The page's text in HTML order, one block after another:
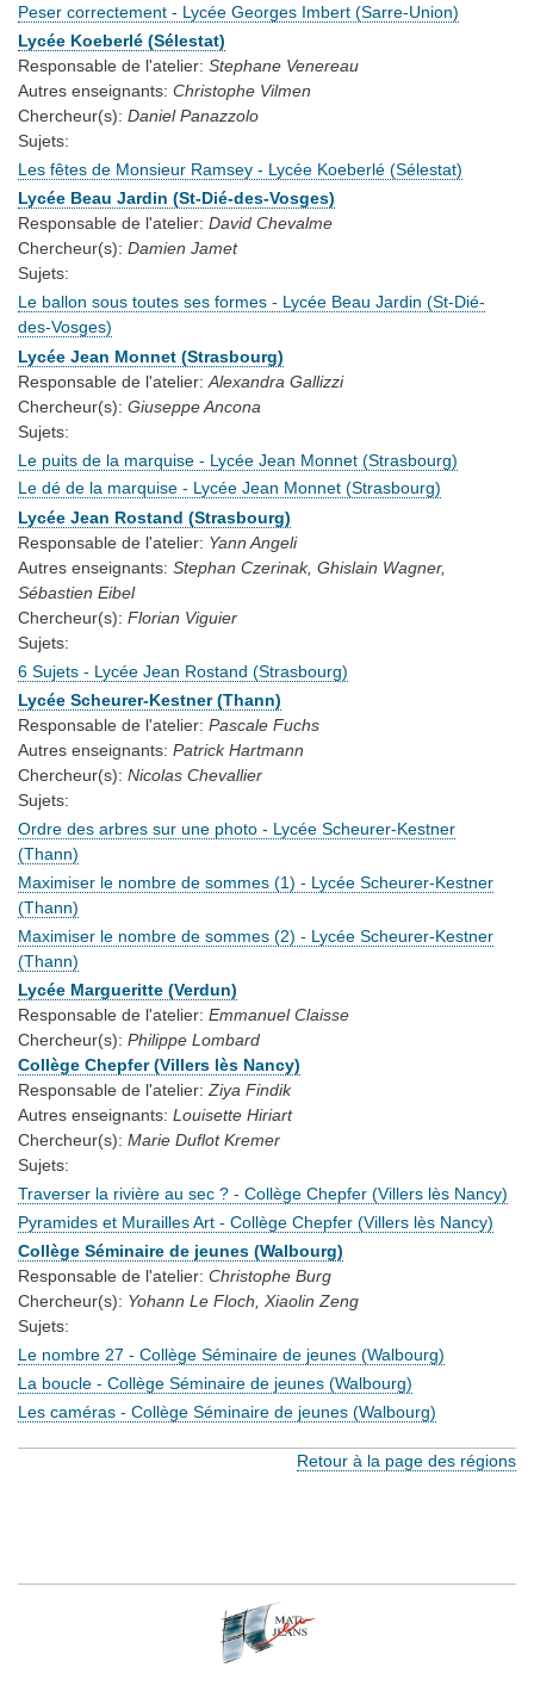
Peser correctement - Lycée Georges Imbert (Sarre-Union)
Lycée Koeberlé (Sélestat)
Responsable de l'atelier: Stephane Venereau
Autres enseignants: Christophe Vilmen
Chercheur(s): Daniel Panazzolo
Sujets:
Les fêtes de Monsieur Ramsey - Lycée Koeberlé (Sélestat)
Lycée Beau Jardin (St-Dié-des-Vosges)
Responsable de l'atelier: David Chevalme
Chercheur(s): Damien Jamet
Sujets:
Le ballon sous toutes ses formes - Lycée Beau Jardin (St-Dié-
des-Vosges)
Lycée Jean Monnet (Strasbourg)
Responsable de l'atelier: Alexandra Gallizzi
Chercheur(s): Giuseppe Ancona
Sujets:
Le puits de la marquise - Lycée Jean Monnet (Strasbourg)
Le dé de la marquise - Lycée Jean Monnet (Strasbourg)
Lycée Jean Rostand (Strasbourg)
Responsable de l'atelier: Yann Angeli
Autres enseignants: Stephan Czerinak, Ghislain Wagner,
Sébastien Eibel
Chercheur(s): Florian Viguier
Sujets:
6 Sujets - Lycée Jean Rostand (Strasbourg)
Lycée Scheurer-Kestner (Thann)
Responsable de l'atelier: Pascale Fuchs
Autres enseignants: Patrick Hartmann
Chercheur(s): Nicolas Chevallier
Sujets:
Ordre des arbres sur une photo - Lycée Scheurer-Kestner
(Thann)
Maximiser le nombre de sommes (1) - Lycée Scheurer-Kestner
(Thann)
Maximiser le nombre de sommes (2) - Lycée Scheurer-Kestner
(Thann)
Lycée Margueritte (Verdun)
Responsable de l'atelier: Emmanuel Claisse
Chercheur(s): Philippe Lombard
Collège Chepfer (Villers lès Nancy)
Responsable de l'atelier: Ziya Findik
Autres enseignants: Louisette Hiriart
Chercheur(s): Marie Duflot Kremer
Sujets:
Traverser la rivière au sec ? - Collège Chepfer (Villers lès Nancy)
Pyramides et Murailles Art - Collège Chepfer (Villers lès Nancy)
Collège Séminaire de jeunes (Walbourg)
Responsable de l'atelier: Christophe Burg
Chercheur(s): Yohann Le Floch, Xiaolin Zeng
Sujets:
Le nombre 27 - Collège Séminaire de jeunes (Walbourg)
La boucle - Collège Séminaire de jeunes (Walbourg)
Les caméras - Collège Séminaire de jeunes (Walbourg)
Retour à la page des régions